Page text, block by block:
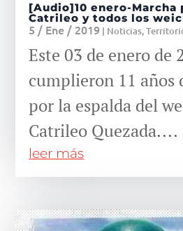
[Audio]10 enero-Marcha
Catrileo y todos los
5 / Ene / 2019 | Noticias,
Este 03 de enero de
cumplieron 11 años
por la espalda del
Catrileo Quezada....
leer más